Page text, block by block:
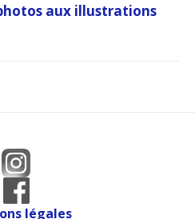
aux illustrations
légales